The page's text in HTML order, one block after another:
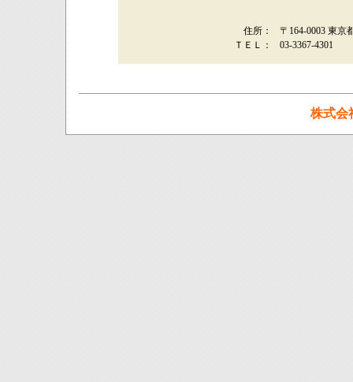
住所：
〒164-0003 東京
ＴＥＬ：
03-3367-4301
株式会